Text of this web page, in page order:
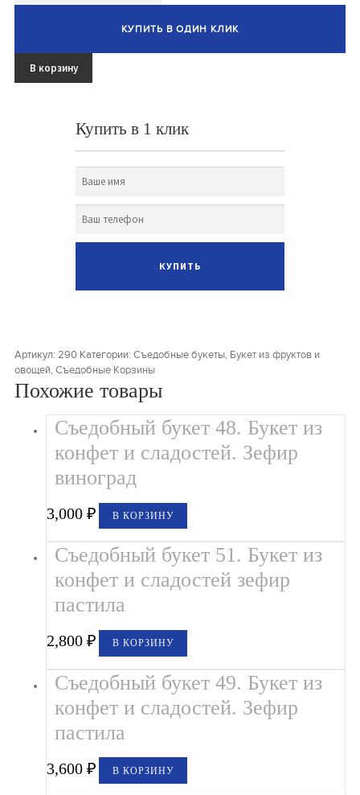
Букеты из раков и рыбы
Доставка
КУПИТЬ В ОДИН КЛИК
В корзину
Купить в 1 клик
Артикул:290 Категории:Съедобные букеты, Букет из фруктов и
овощей,Съедобные Корзины
Похожие товары
Съедобный букет 48. Букет из
конфет и сладостей. Зефир
виноград
3,000₽ В КОРЗИНУ
Съедобный букет 51. Букет из
конфет и сладостей зефир
пастила
2,800₽ В КОРЗИНУ
Съедобный букет 49. Букет из
конфет и сладостей. Зефир
пастила
3,600₽ В КОРЗИНУ